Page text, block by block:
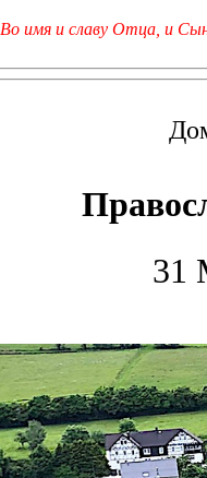
Во имя и славу Отца, и
31